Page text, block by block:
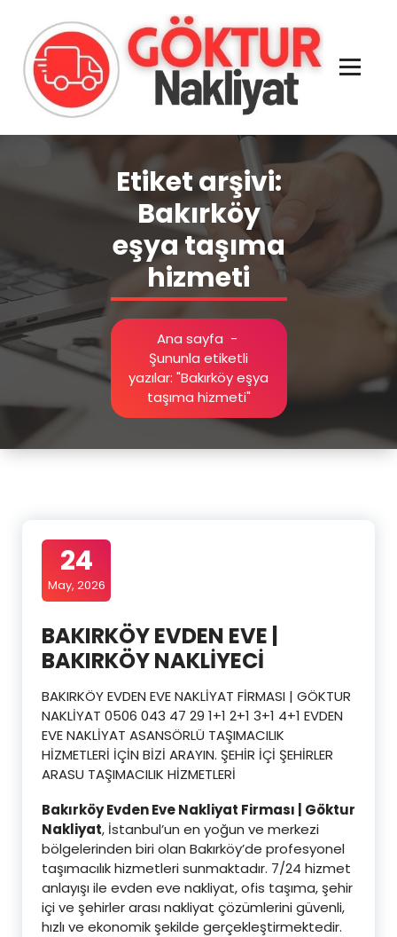
Etiket arşivi:
Bakırköy
eşya taşıma
hizmeti
Ana sayfa -
Şununla etiketli
yazılar: "Bakırköy eşya
taşıma hizmeti"
24
May, 2026
BAKIRKÖY EVDEN EVE |
BAKIRKÖY NAKLİYECİ
BAKIRKÖY EVDEN EVE NAKLİYAT FİRMASI | GÖKTUR
NAKLİYAT 0506 043 47 29 1+1 2+1 3+1 4+1 EVDEN
EVE NAKLİYAT ASANSÖRLÜ TAŞIMACILIK
HİZMETLERİ İÇİN BİZİ ARAYIN. ŞEHİR İÇİ ŞEHİRLER
ARASU TAŞIMACILIK HİZMETLERİ
Bakırköy Evden Eve Nakliyat Firması | Göktur
Nakliyat, İstanbul’un en yoğun ve merkezi
bölgelerinden biri olan Bakırköy’de profesyonel
taşımacılık hizmetleri sunmaktadır. 7/24 hizmet
anlayışı ile evden eve nakliyat, ofis taşıma, şehir
içi ve şehirler arası nakliyat çözümlerini güvenli,
hızlı ve ekonomik şekilde gerçekleştirmektedir.